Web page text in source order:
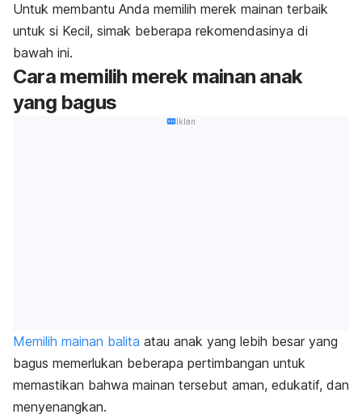
Untuk membantu Anda memilih merek mainan terbaik
untuk si Kecil, simak beberapa rekomendasinya di
bawah ini.
Cara memilih merek mainan anak
yang bagus
Iklan
Memilih mainan balita atau anak yang lebih besar yang
bagus memerlukan beberapa pertimbangan untuk
memastikan bahwa mainan tersebut aman, edukatif, dan
menyenangkan.